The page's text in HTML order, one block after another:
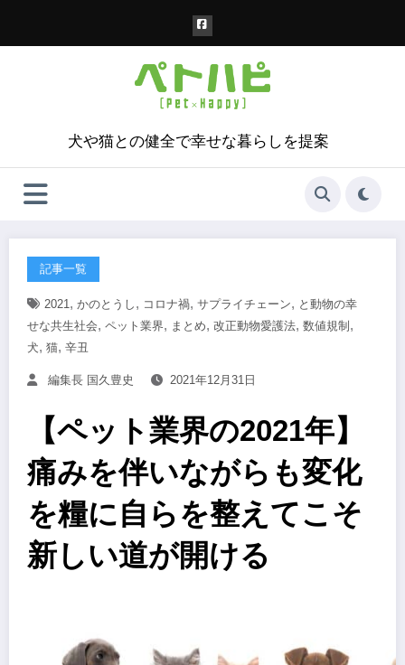
犬や猫との健全で幸せな暮らしを提案
記事一覧
2021, かのとうし , コロナ禍, サプライチェーン, と動物の幸
せな共生社会, ペット業界, まとめ, 改正動物愛護法, 数値規制 ,
犬, 猫, 辛丑
編集長 国久豊史 2021年12月31日
【ペット業界の2021年】
痛みを伴いながらも変化
を糧に自らを整えてこそ
新しい道が開ける